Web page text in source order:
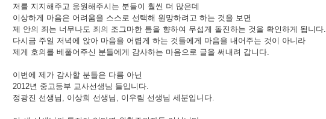
저를 지지해주고 응원해주시는 분들이 훨씬 더 많은데
이상하게 마음은 어려움을 스스로 선택해 원망하려고 하는 것을 보면
제 안의 죄는 너무나도 죄의 조그마한 틈을 향하여 무섭게 돌진하는 것을 확인하게 됩니다.
다시금 주일 저녁에 앉아 마음을 어렵게 하는 것들에게 마음을 내어주는 것이 아니라
제게 호의를 베풀어주신 분들에게 감사하는 마음으로 글을 써내려 갑니다.
이번에 제가 감사할 분들은 다름 아닌
2012년 중고등부 교사선생님 들입니다.
정광진 선생님, 이상희 선생님, 이우림 선생님 세분입니다.